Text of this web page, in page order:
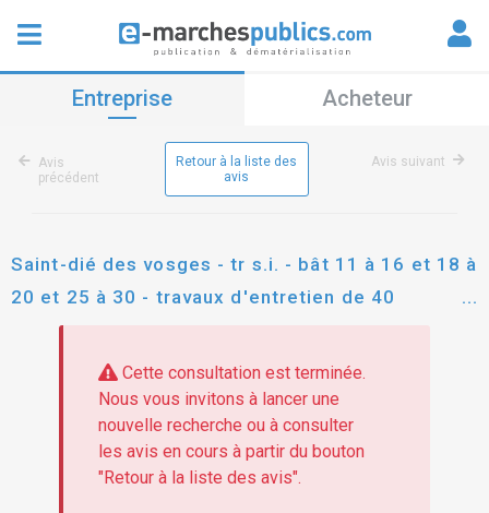
Entreprise Acheteur
Avis
précédent
Retour à la liste des
avis
Avis suivant
Saint-dié des vosges - tr s.i. - bât 11 à 16 et 18 à
20 et 25 à 30 - travaux d'entretien de 40
logements
Cette consultation est terminée.
Nous vous invitons à lancer une
nouvelle recherche ou à consulter
les avis en cours à partir du bouton
"Retour à la liste des avis".